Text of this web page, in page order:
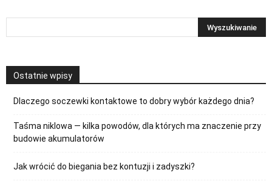
Ostatnie wpisy
Dlaczego soczewki kontaktowe to dobry wybór każdego dnia?
Taśma niklowa — kilka powodów, dla których ma znaczenie przy
budowie akumulatorów
Jak wrócić do biegania bez kontuzji i zadyszki?